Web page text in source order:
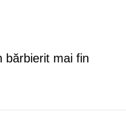
bărbierit mai fin